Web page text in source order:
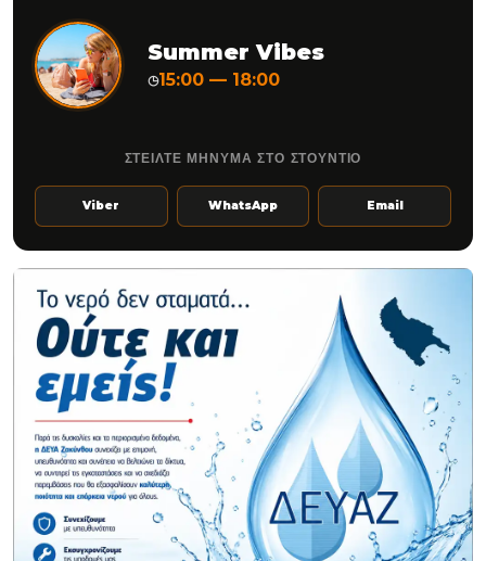
Summer Vibes
◷15:00 — 18:00
ΣΤΕΙΛΤΕ ΜΗΝΥΜΑ ΣΤΟ ΣΤΟΥΝΤΙΟ
Viber WhatsApp Email